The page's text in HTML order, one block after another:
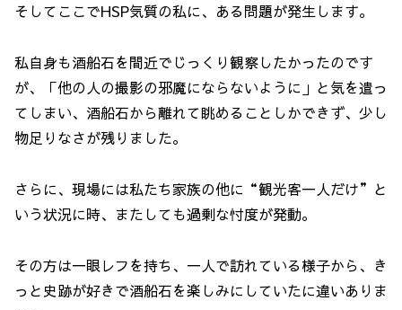
そしてここでHSP気質の私に、ある問題が発生します。
私自身も酒船石を間近でじっくり観察したかったのです
が、「他の人の撮影の邪魔にならないように」と気を遣っ
てしまい、酒船石から離れて眺めることしかできず、少し
物足りなさが残りました。
さらに、現場には私たち家族の他に“観光客一人だけ”と
いう状況に時、またしても過剰な忖度が発動。
その方は一眼レフを持ち、一人で訪れている様子から、き
っと史跡が好きで酒船石を楽しみにしていたに違いありま